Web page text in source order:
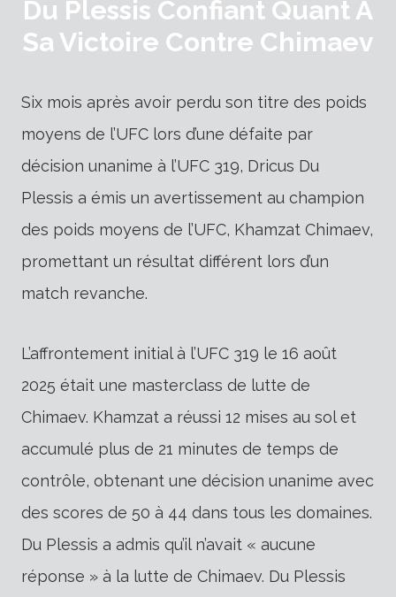
Du Plessis Confiant Quant À
Sa Victoire Contre Chimaev
Six mois après avoir perdu son titre des poids
moyens de l’UFC lors d’une défaite par
décision unanime à l’UFC 319, Dricus Du
Plessis a émis un avertissement au champion
des poids moyens de l’UFC, Khamzat Chimaev,
promettant un résultat différent lors d’un
match revanche.
L’affrontement initial à l’UFC 319 le 16 août
2025 était une masterclass de lutte de
Chimaev. Khamzat a réussi 12 mises au sol et
accumulé plus de 21 minutes de temps de
contrôle, obtenant une décision unanime avec
des scores de 50 à 44 dans tous les domaines.
Du Plessis a admis qu’il n’avait « aucune
réponse » à la lutte de Chimaev. Du Plessis